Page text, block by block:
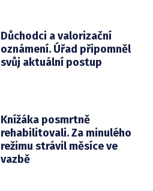
Důchodci a valorizační
oznámení. Úřad připomněl
svůj aktuální postup
Knížáka posmrtně
rehabilitovali. Za minulého
režimu strávil měsíce ve
vazbě